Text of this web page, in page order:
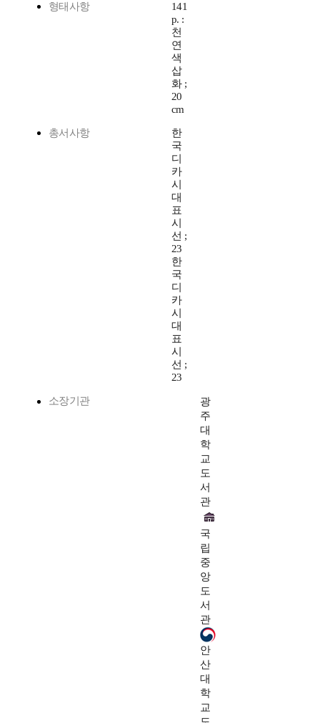
형태사항
141
p. :
천
연
색
삽
화 ;
20
cm
총서사항
한
국
디
카
시
대
표
시
선 ;
23
한
국
디
카
시
대
표
시
선 ;
23
소장기관
광
주
대
학
교
도
서
관
국
립
중
앙
도
서
관
안
산
대
학
교